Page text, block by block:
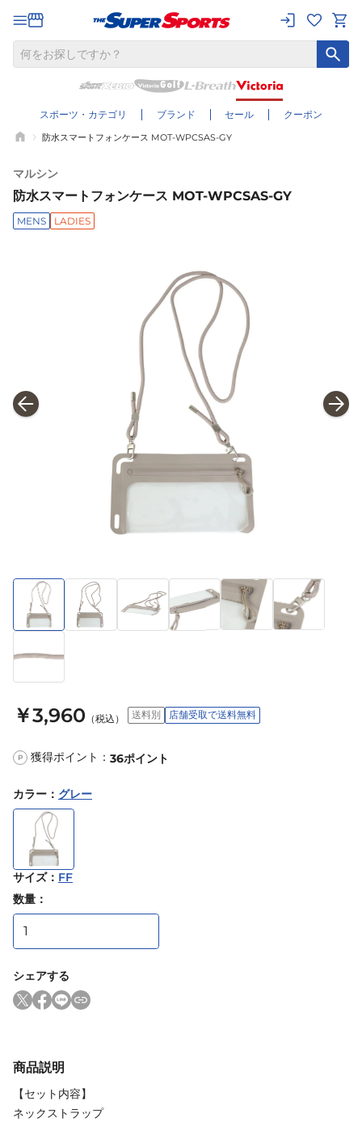
スポーツ・カテゴリ ブランド セール クーポン
防水スマートフォンケース MOT-WPCSAS-GY
マルシン
防水スマートフォンケース MOT-WPCSAS-GY
MENS LADIES
￥3,960 （税込） 送料別 店舗受取で送料無料
P 獲得ポイント： 36ポイント
カラー ： グレー
サイズ： FF
数量：
シェアする
商品説明
【セット内容】
ネックストラップ